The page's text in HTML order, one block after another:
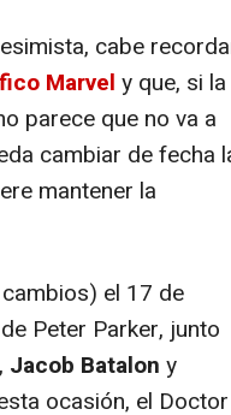
cabe
Marvel y que, si la
parece que no va a
cambiar de fecha
mantener la
el 17 de
Peter Parker, junto
, Jacob Batalon y
ocasión, el Doctor